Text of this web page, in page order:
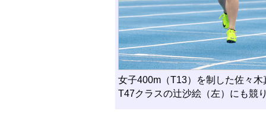
女子400m（T13）を制した佐々
T47クラスの辻沙絵（左）にも競